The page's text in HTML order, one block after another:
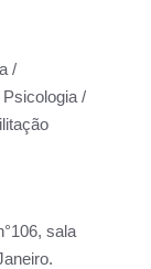
/
Psicologia /
sala